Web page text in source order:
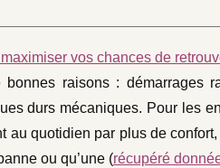
vos chances de
raisons : démarrages
durs mécaniques. Pour les
quotidien par plus de
ou qu’une (récupéré